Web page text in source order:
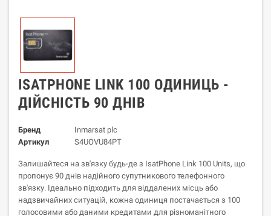
ISATPHONE LINK 100 ОДИНИЦЬ -
ДІЙСНІСТЬ 90 ДНІВ
Бренд
Inmarsat plc
Артикул
S4UOVU84PT
Залишайтеся на зв'язку будь-де з IsatPhone Link 100 Units, що
пропонує 90 днів надійного супутникового телефонного
зв'язку. Ідеально підходить для віддалених місць або
надзвичайних ситуацій, кожна одиниця постачається з 100
голосовими або даними кредитами для різноманітного